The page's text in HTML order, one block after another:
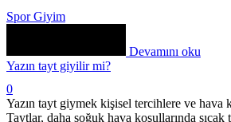
Spor Giyim
Devamını oku
Yazın tayt giyilir mi?
0
Yazın tayt giymek kişisel tercihlere ve hava
Taytlar, daha soğuk hava koşullarında